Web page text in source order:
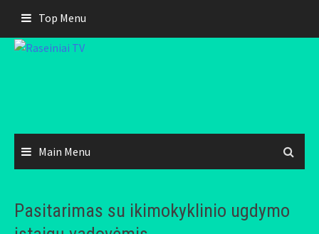
content
Top Menu
Main Menu
Pasitarimas su ikimokyklinio ugdymo